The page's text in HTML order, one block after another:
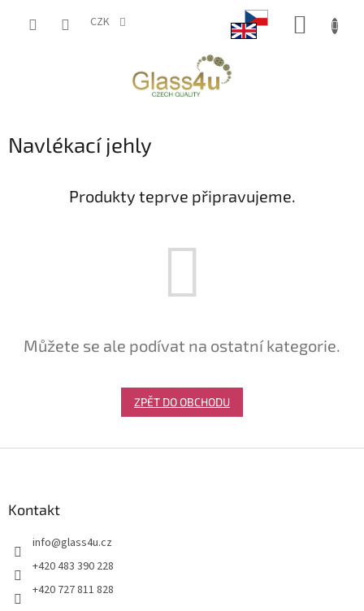
CZK
Navlékací jehly
Produkty teprve připravujeme.
Můžete se ale podívat na ostatní kategorie.
ZPĚT DO OBCHODU
Kontakt
info@glass4u.cz
+420 483 390 228
+420 727 811 828